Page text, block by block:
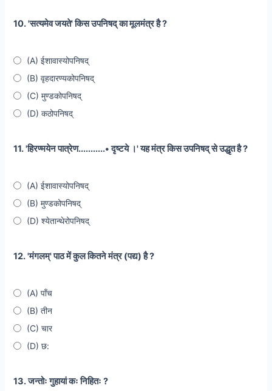
10. 'सत्यमेव जयते' किस उपनिषद् का मूलमंत्र है ?
(A) ईशावास्योपनिषद्
(B) वृहदारण्यकोपनिषद्
(C) मुण्डकोपनिषद्
(D) कठोपनिषद्
11. 'हिरण्मयेन पात्रेण...........• दृष्टये ।' यह मंत्र किस उपनिषद् से उद्धृत है ?
(A) ईशावास्योपनिषद्
(B) मुण्डकोपनिषद्
(D) श्येतान्थेरोपनिषद्
12. 'मंगलम्' पाठ में कुल कितने मंत्र (पद्य) है ?
(A) पाँच
(B) तीन
(C) चार
(D) छ:
13. जन्तोः गुहायां कः निहितः ?